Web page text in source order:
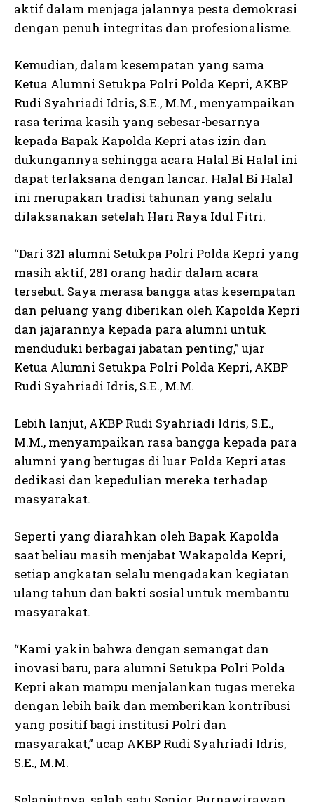
aktif dalam menjaga jalannya pesta demokrasi
dengan penuh integritas dan profesionalisme.
Kemudian, dalam kesempatan yang sama
Ketua Alumni Setukpa Polri Polda Kepri, AKBP
Rudi Syahriadi Idris, S.E., M.M., menyampaikan
rasa terima kasih yang sebesar-besarnya
kepada Bapak Kapolda Kepri atas izin dan
dukungannya sehingga acara Halal Bi Halal ini
dapat terlaksana dengan lancar. Halal Bi Halal
ini merupakan tradisi tahunan yang selalu
dilaksanakan setelah Hari Raya Idul Fitri.
“Dari 321 alumni Setukpa Polri Polda Kepri yang
masih aktif, 281 orang hadir dalam acara
tersebut. Saya merasa bangga atas kesempatan
dan peluang yang diberikan oleh Kapolda Kepri
dan jajarannya kepada para alumni untuk
menduduki berbagai jabatan penting,” ujar
Ketua Alumni Setukpa Polri Polda Kepri, AKBP
Rudi Syahriadi Idris, S.E., M.M.
Lebih lanjut, AKBP Rudi Syahriadi Idris, S.E.,
M.M., menyampaikan rasa bangga kepada para
alumni yang bertugas di luar Polda Kepri atas
dedikasi dan kepedulian mereka terhadap
masyarakat.
Seperti yang diarahkan oleh Bapak Kapolda
saat beliau masih menjabat Wakapolda Kepri,
setiap angkatan selalu mengadakan kegiatan
ulang tahun dan bakti sosial untuk membantu
masyarakat.
“Kami yakin bahwa dengan semangat dan
inovasi baru, para alumni Setukpa Polri Polda
Kepri akan mampu menjalankan tugas mereka
dengan lebih baik dan memberikan kontribusi
yang positif bagi institusi Polri dan
masyarakat,” ucap AKBP Rudi Syahriadi Idris,
S.E., M.M.